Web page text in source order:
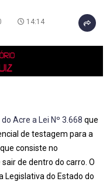
14:14
Acre a Lei Nº 3.668 que
de testagem para a
consiste no
de dentro do carro. O
do Estado do